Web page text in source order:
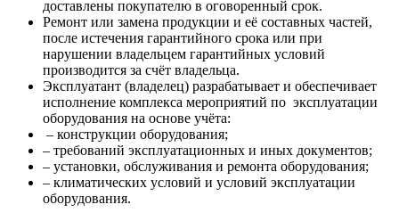
доставлены покупателю в оговоренный срок.
Ремонт или замена продукции и её составных частей,
после истечения гарантийного срока или при
нарушении владельцем гарантийных условий
производится за счёт владельца.
Эксплуатант (владелец) разрабатывает и обеспечивает
исполнение комплекса мероприятий по эксплуатации
оборудования на основе учёта:
– конструкции оборудования;
– требований эксплуатационных и иных документов;
– установки, обслуживания и ремонта оборудования;
– климатических условий и условий эксплуатации
оборудования.